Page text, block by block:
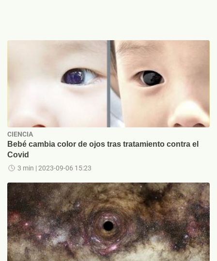
CIENCIA
Bebé cambia color de ojos tras tratamiento contra el
Covid
3 min | 2023-09-06 15:23